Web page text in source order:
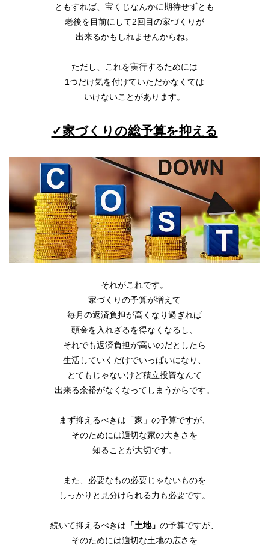
ともすれば、宝くじなんかに期待せずとも
老後を目前にして2回目の家づくりが
出来るかもしれませんからね。
ただし、これを実行するためには
1つだけ気を付けていただかなくては
いけないことがあります。
✓家づくりの総予算を抑える
それがこれです。
家づくりの予算が増えて
毎月の返済負担が高くなり過ぎれば
頭金を入れざるを得なくなるし、
それでも返済負担が高いのだとしたら
生活していくだけでいっぱいになり、
とてもじゃないけど積立投資なんて
出来る余裕がなくなってしまうからです。
まず抑えるべきは「家」の予算ですが、
そのためには適切な家の大きさを
知ることが大切です。
また、必要なもの必要じゃないものを
しっかりと見分けられる力も必要です。
続いて抑えるべきは 「土地」 の予算ですが、
そのためには適切な土地の広さを